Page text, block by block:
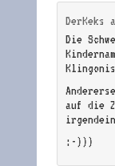
DerKeks
Die
auf die
:-)))